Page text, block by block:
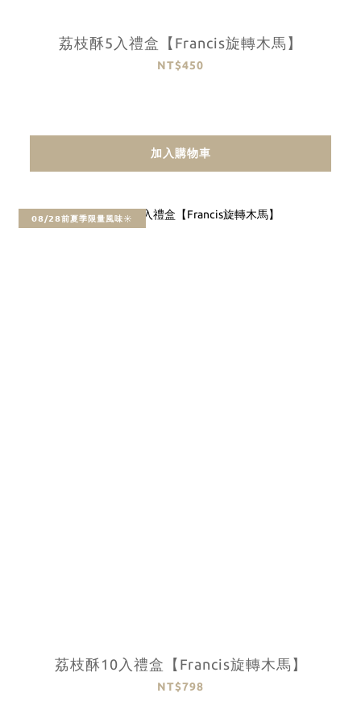
荔枝酥5入禮盒【Francis旋轉木馬】
NT$450
加入購物車
𝟬𝟴/𝟮𝟴前夏季限量風味☀️
荔枝酥10入禮盒【Francis旋轉木馬】
NT$798